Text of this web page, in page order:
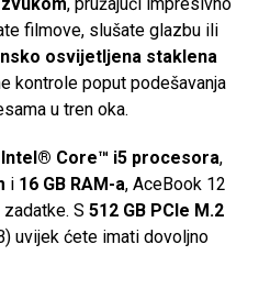
filmove, slušate glazbu ili
osvijetljena staklena
kontrole poput podešavanja
u tren oka.
Core™ i5 procesora,
i 16 GB RAM-a, AceBook 12
S 512 GB PCIe M.2
uvijek ćete imati dovoljno